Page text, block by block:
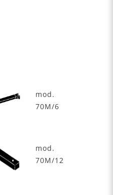
mod.
70M/6
mod.
70M/12